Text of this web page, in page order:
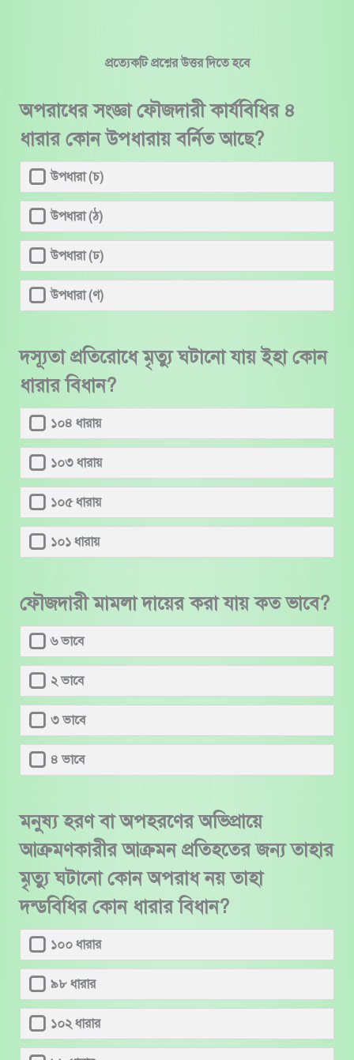
প্রত্যেকটি প্রশ্নের উত্তর দিতে হবে
অপরাধের সংজ্ঞা ফৌজদারী কার্যবিধির ৪
ধারার কোন উপধারায় বর্নিত আছে?
উপধারা (চ)
উপধারা (ঠ)
উপধারা (ঢ)
উপধারা (ণ)
দস্যূতা প্রতিরোধে মৃত্যু ঘটানো যায় ইহা কোন
ধারার বিধান?
১০৪ ধারায়
১০৩ ধারায়
১০৫ ধারায়
১০১ ধারায়
ফৌজদারী মামলা দায়ের করা যায় কত ভাবে?
৬ ভাবে
২ ভাবে
৩ ভাবে
৪ ভাবে
মনুষ্য হরণ বা অপহরণের অভিপ্রায়ে
আক্রমণকারীর আক্রমন প্রতিহতের জন্য তাহার
মৃত্যু ঘটানো কোন অপরাধ নয় তাহা
দন্ডবিধির কোন ধারার বিধান?
১০০ ধারার
৯৮ ধারার
১০২ ধারার